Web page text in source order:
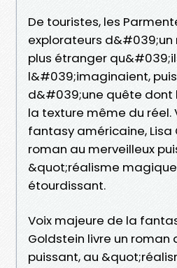
De touristes, les
explorateurs d&#039;un
plus étranger
l&#039;imaginaient,
d&#039;une quête dont
la texture même du réel.
fantasy américaine, Lisa
roman au merveilleux
&quot;réalisme
étourdissant.
Voix majeure de la
Goldstein livre un roman
puissant, au